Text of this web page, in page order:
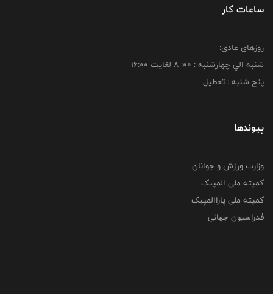
ساعات کار
روزهای عادی:
شنبه الي چهارشنبه : 00: 8 لغايت 16:00
پنج شنبه : تعطیل
پیوندها
وزارت ورزش و جوانان
کمیته ملی المپیک
کمیته ملی پاراالمپیک
فدراسیون جهانی